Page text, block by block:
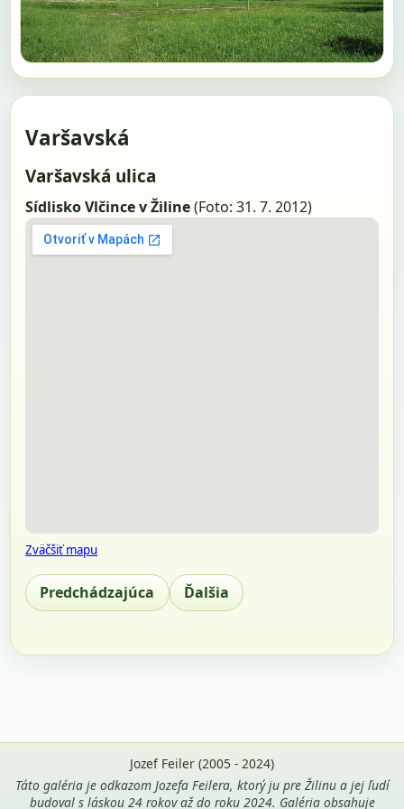
Varšavská
Varšavská ulica
Sídlisko Vlčince v Žiline(Foto: 31. 7. 2012)
Zväčšiť mapu
Predchádzajúca Ďalšia
Jozef Feiler (2005 - 2024)
Táto galéria je odkazom Jozefa Feilera, ktorý ju pre Žilinu a jej ľudí
budoval s láskou 24 rokov až do roku 2024. Galéria obsahuje